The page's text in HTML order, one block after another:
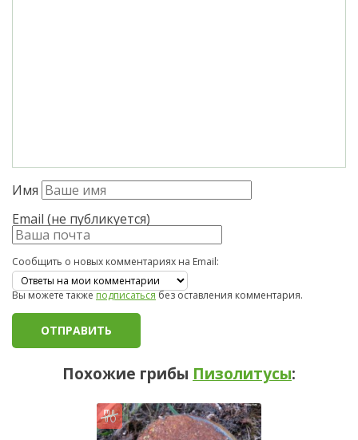
Имя
Email (не публикуется)
Сообщить о новых комментариях на Email:
Вы можете такжеподписатьсябез оставления комментария.
Похожие грибы Пизолитусы: